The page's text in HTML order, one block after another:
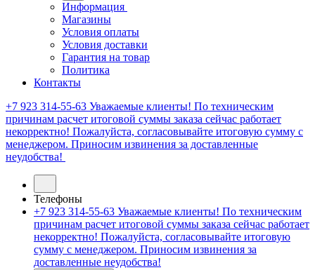
Информация
Магазины
Условия оплаты
Условия доставки
Гарантия на товар
Политика
Контакты
+7 923 314-55-63 Уважаемые клиенты! По техническим
причинам расчет итоговой суммы заказа сейчас работает
некорректно! Пожалуйста, согласовывайте итоговую сумму с
менеджером. Приносим извинения за доставленные
неудобства!
Телефоны
+7 923 314-55-63 Уважаемые клиенты! По техническим
причинам расчет итоговой суммы заказа сейчас работает
некорректно! Пожалуйста, согласовывайте итоговую
сумму с менеджером. Приносим извинения за
доставленные неудобства!